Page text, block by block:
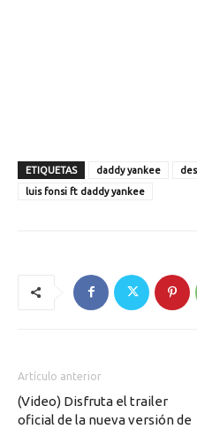
ETIQUETAS daddy yankee
luis fonsi ft daddy yankee
Artículo anterior
(Video) Disfruta el trailer
oficial de la nueva versión de